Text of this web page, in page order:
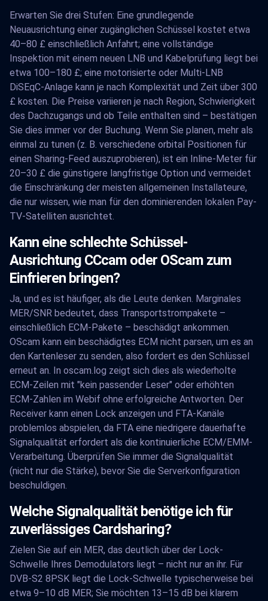
Erwarten Sie drei Stufen: Eine grundlegende
Neuausrichtung einer zugänglichen Schüssel kostet etwa
40–80 £ einschließlich Anfahrt; eine vollständige
Inspektion mit einem neuen LNB und Kabelprüfung liegt bei
etwa 100–180 £; eine motorisierte oder Multi-LNB
DiSEqC-Anlage kann je nach Komplexität und Zeit über 300
£ kosten. Die Preise variieren je nach Region, Schwierigkeit
des Dachzugangs und ob Teile enthalten sind – bestätigen
Sie dies immer vor der Buchung. Wenn Sie planen, mehr als
einmal zu tunen (z. B. verschiedene orbital Positionen für
einen Sharing-Feed auszuprobieren), ist ein Inline-Meter für
20–30 £ die günstigere langfristige Option und vermeidet
die Einschränkung der meisten allgemeinen Installateure,
die nur wissen, wie man für den dominierenden lokalen Pay-
TV-Satelliten ausrichtet.
Kann eine schlechte Schüssel-
Ausrichtung CCcam oder OScam zum
Einfrieren bringen?
Ja, und es ist häufiger, als die Leute denken. Marginales
MER/SNR bedeutet, dass Transportstrompakete –
einschließlich ECM-Pakete – beschädigt ankommen.
OScam kann ein beschädigtes ECM nicht parsen, um es an
den Kartenleser zu senden, also fordert es den Schlüssel
erneut an. In oscam.log zeigt sich dies als wiederholte
ECM-Zeilen mit "kein passender Leser" oder erhöhten
ECM-Zahlen im Webif ohne erfolgreiche Antworten. Der
Receiver kann einen Lock anzeigen und FTA-Kanäle
problemlos abspielen, da FTA eine niedrigere dauerhafte
Signalqualität erfordert als die kontinuierliche ECM/EMM-
Verarbeitung. Überprüfen Sie immer die Signalqualität
(nicht nur die Stärke), bevor Sie die Serverkonfiguration
beschuldigen.
Welche Signalqualität benötige ich für
zuverlässiges Cardsharing?
Zielen Sie auf ein MER, das deutlich über der Lock-
Schwelle Ihres Demodulators liegt – nicht nur an ihr. Für
DVB-S2 8PSK liegt die Lock-Schwelle typischerweise bei
etwa 9–10 dB MER; Sie möchten 13–15 dB bei klarem